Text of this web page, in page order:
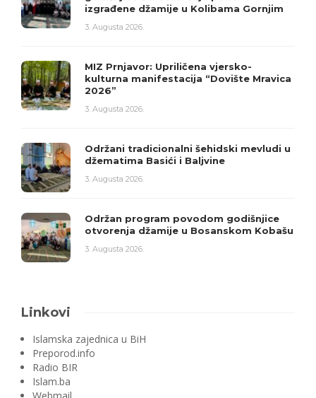
izgrađene džamije u Kolibama Gornjim
3. Augusta 2026.
MIZ Prnjavor: Upriličena vjersko-
kulturna manifestacija “Dovište Mravica
2026”
3. Augusta 2026.
Održani tradicionalni šehidski mevludi u
džematima Basići i Baljvine
3. Augusta 2026.
Održan program povodom godišnjice
otvorenja džamije u Bosanskom Kobašu
3. Augusta 2026.
Linkovi
Islamska zajednica u BiH
Preporod.info
Radio BIR
Islam.ba